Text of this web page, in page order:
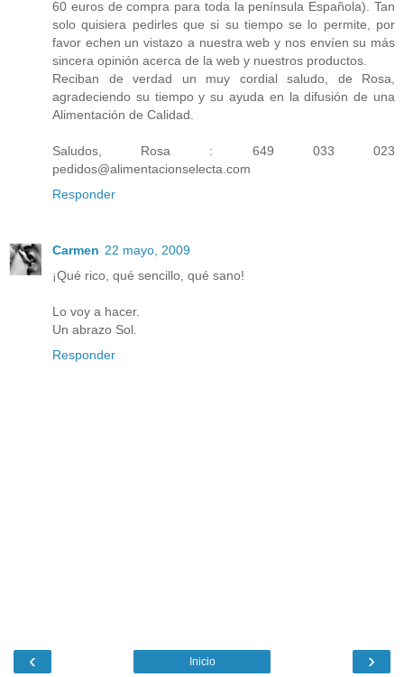
60 euros de compra para toda la península Española). Tan
solo quisiera pedirles que si su tiempo se lo permite, por
favor echen un vistazo a nuestra web y nos envíen su más
sincera opinión acerca de la web y nuestros productos.
Reciban de verdad un muy cordial saludo, de Rosa,
agradeciendo su tiempo y su ayuda en la difusión de una
Alimentación de Calidad.
Saludos, Rosa : 649 033 023
pedidos@alimentacionselecta.com
Responder
Carmen 22 mayo, 2009
¡Qué rico, qué sencillo, qué sano!
Lo voy a hacer.
Un abrazo Sol.
Responder
‹ ›
Inicio